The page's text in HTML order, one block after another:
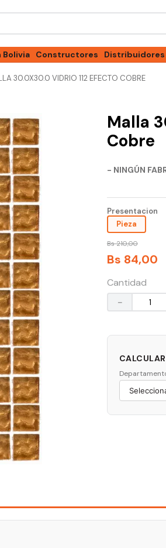
Bolivia Constructores Distribuidores
30.0X30.0 VIDRIO 112 EFECTO COBRE
Malla
Cobre
- NINGÚN
Presentacion
Pieza
Bs 210,00
Bs 84,00
Cantidad
－